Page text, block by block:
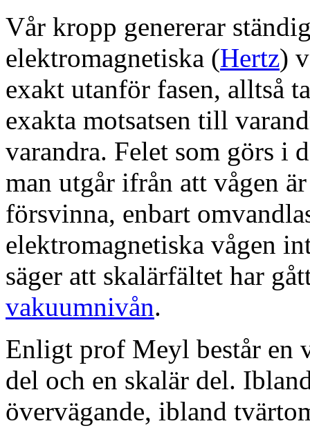
Vår kropp genererar
elektromagnetiska (Hertz)
exakt utanför fasen, alltså
exakta motsatsen till
varandra. Felet som görs i
man utgår ifrån att vågen
försvinna, enbart
elektromagnetiska vågen
säger att skalärfältet har
vakuumnivån.
Enligt prof Meyl består en
del och en skalär del.
övervägande, ibland